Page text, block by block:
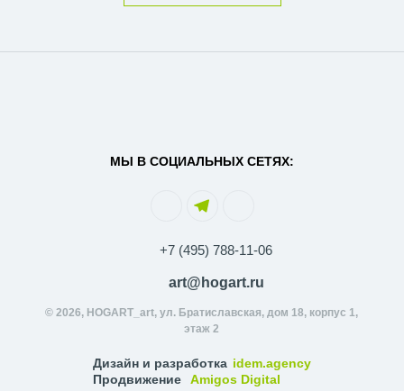
МЫ В СОЦИАЛЬНЫХ СЕТЯХ:
+7 (495) 788-11-06
art@hogart.ru
© 2026, HOGART_art, ул. Братиславская, дом 18, корпус 1,
этаж 2
Дизайн и разработка idem.agency
Продвижение
Amigos Digital